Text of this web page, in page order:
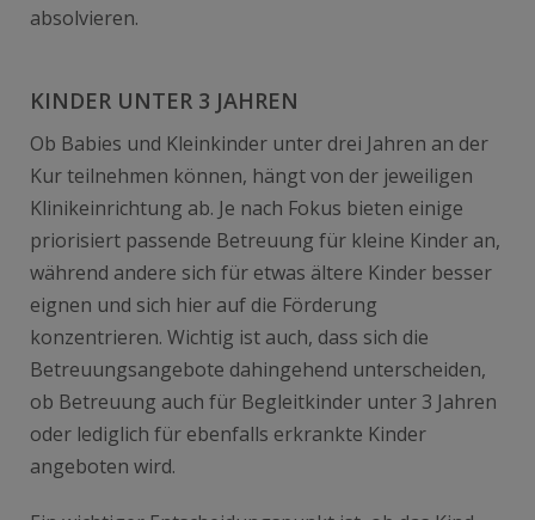
absolvieren.
KINDER UNTER 3 JAHREN
Ob Babies und Kleinkinder unter drei Jahren an der
Kur teilnehmen können, hängt von der jeweiligen
Klinikeinrichtung ab. Je nach Fokus bieten einige
priorisiert passende Betreuung für kleine Kinder an,
während andere sich für etwas ältere Kinder besser
eignen und sich hier auf die Förderung
konzentrieren. Wichtig ist auch, dass sich die
Betreuungsangebote dahingehend unterscheiden,
ob Betreuung auch für Begleitkinder unter 3 Jahren
oder lediglich für ebenfalls erkrankte Kinder
angeboten wird.